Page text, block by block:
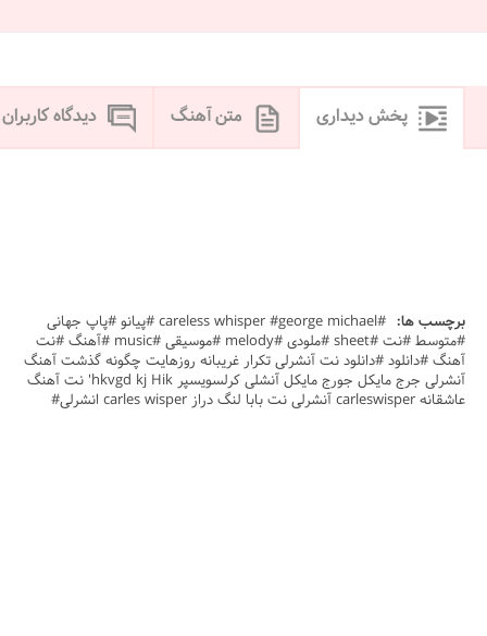
پخش دیداری متن آهنگ دیدگاه کاربران
برچسب ها:
#careless whisper #george michael #پیانو #پاپ جهانی
#متوسط #نت #sheet #ملودی #melody #موسیقی #music #آهنگ #نت
آهنگ #دانلود #دانلود نت آنشرلی تکرار غریبانه روزهایت چگونه گذشت آهنگ
آنشرلی جرج مایکل جورج مایکل آنشلی کرلسویسپر hkvgd kj Hik' نت آهنگ
عاشقانه carleswisper آنشرلی نت بابا لنگ دراز carles wisper انشرلی#